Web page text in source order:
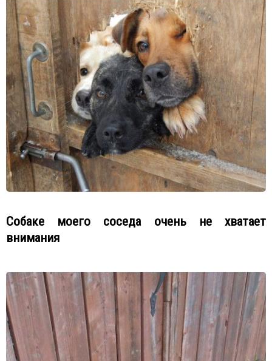
Собаке моего соседа очень не хватает
внимания